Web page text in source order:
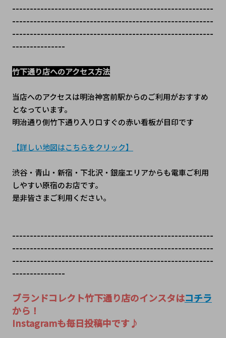
---------------------------------------------------------
---------------------------------------------------------
---------------------------------------------------------
---------------
竹下通り店へのアクセス方法
当店へのアクセスは明治神宮前駅からのご利用がおすすめ
となっています。
明治通り側竹下通り入り口すぐの赤い看板が目印です
【詳しい地図はこちらをクリック】
渋谷・青山・新宿・下北沢・銀座エリアからも電車ご利用
しやすい原宿のお店です。
是非皆さまご利用ください。
---------------------------------------------------------
---------------------------------------------------------
---------------------------------------------------------
---------------
ブランドコレクト竹下通り店のインスタはコチラ
から！
Instagramも毎日投稿中です♪